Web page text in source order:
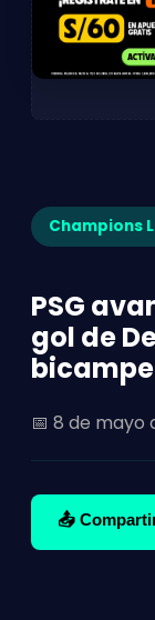
Champions
PSG
gol de
📅 8 de mayo
📤